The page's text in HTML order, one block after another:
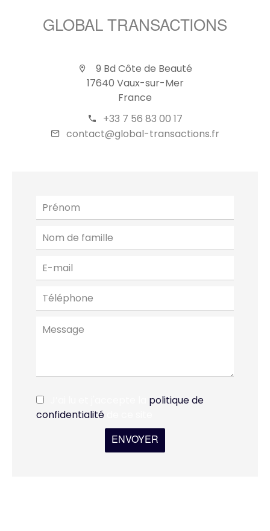
GLOBAL TRANSACTIONS
9 Bd Côte de Beauté
17640 Vaux-sur-Mer
France
+33 7 56 83 00 17
contact@global-transactions.fr
politique de
confidentialité
ENVOYER